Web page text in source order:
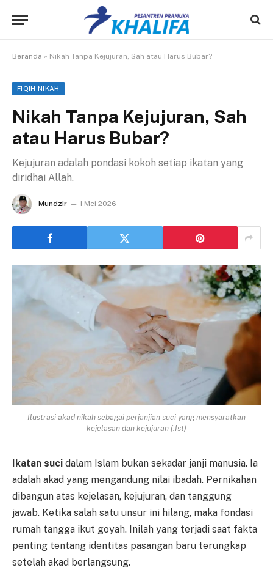
Beranda » Nikah Tanpa Kejujuran, Sah atau Harus Bubar?
FIQIH NIKAH
Nikah Tanpa Kejujuran, Sah
atau Harus Bubar?
Kejujuran adalah pondasi kokoh setiap ikatan yang
diridhai Allah.
Mundzir 1 Mei 2026
Ilustrasi akad nikah sebagai perjanjian suci yang mensyaratkan
kejelasan dan kejujuran (.Ist)
Ikatan suci dalam Islam bukan sekadar janji manusia. Ia
adalah akad yang mengandung nilai ibadah. Pernikahan
dibangun atas kejelasan, kejujuran, dan tanggung
jawab. Ketika salah satu unsur ini hilang, maka fondasi
rumah tangga ikut goyah. Inilah yang terjadi saat fakta
penting tentang identitas pasangan baru terungkap
setelah akad berlangsung.